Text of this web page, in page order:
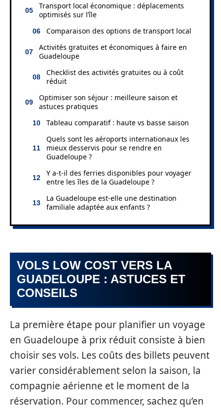
Transport local économique : déplacements
optimisés sur l’île
Comparaison des options de transport local
Activités gratuites et économiques à faire en
Guadeloupe
Checklist des activités gratuites ou à coût
réduit
Optimiser son séjour : meilleure saison et
astuces pratiques
Tableau comparatif : haute vs basse saison
Quels sont les aéroports internationaux les
mieux desservis pour se rendre en
Guadeloupe ?
Y a-t-il des ferries disponibles pour voyager
entre les îles de la Guadeloupe ?
La Guadeloupe est-elle une destination
familiale adaptée aux enfants ?
VOLS LOW COST VERS LA
GUADELOUPE : ASTUCES ET
CONSEILS
La première étape pour planifier un voyage
en Guadeloupe à prix réduit consiste à bien
choisir ses vols. Les coûts des billets peuvent
varier considérablement selon la saison, la
compagnie aérienne et le moment de la
réservation. Pour commencer, sachez qu’en